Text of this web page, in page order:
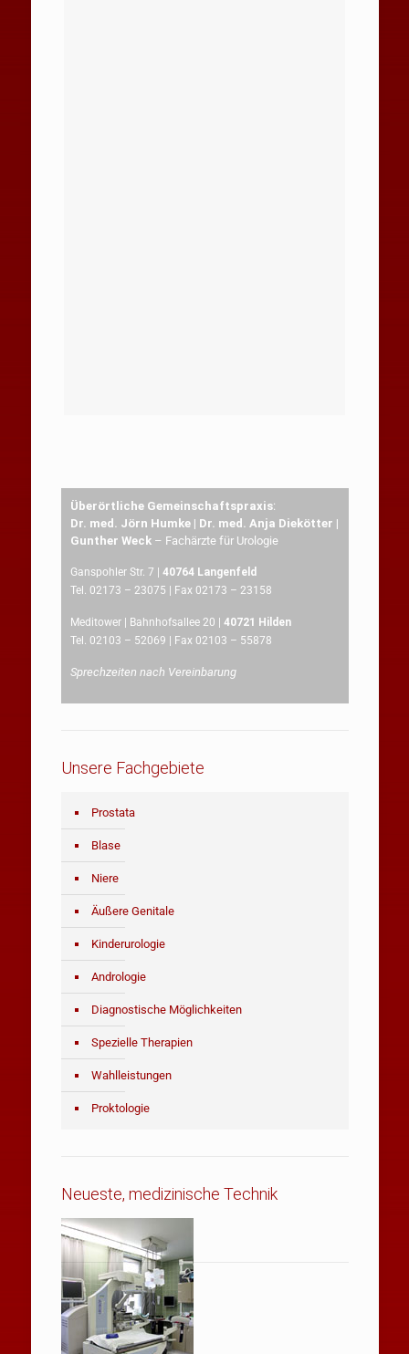
Überörtliche Gemeinschaftspraxis:
Dr. med. Jörn Humke | Dr. med. Anja Diekötter |
Gunther Weck– Fachärzte für Urologie
Ganspohler Str. 7 | 40764 Langenfeld
Tel. 02173 – 23075 | Fax 02173 – 23158
Meditower | Bahnhofsallee 20 | 40721 Hilden
Tel. 02103 – 52069 | Fax 02103 – 55878
Sprechzeiten nach Vereinbarung
Unsere Fachgebiete
Prostata
Blase
Niere
Äußere Genitale
Kinderurologie
Andrologie
Diagnostische Möglichkeiten
Spezielle Therapien
Wahlleistungen
Proktologie
Neueste, medizinische Technik